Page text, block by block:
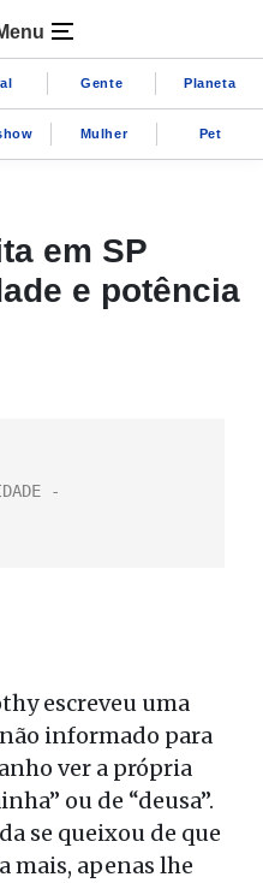
Gente Planeta
Mulher Pet
em SP
e potência
escreveu uma
informado para
ver a própria
ou de “deusa”.
se queixou de que
mais, apenas lhe